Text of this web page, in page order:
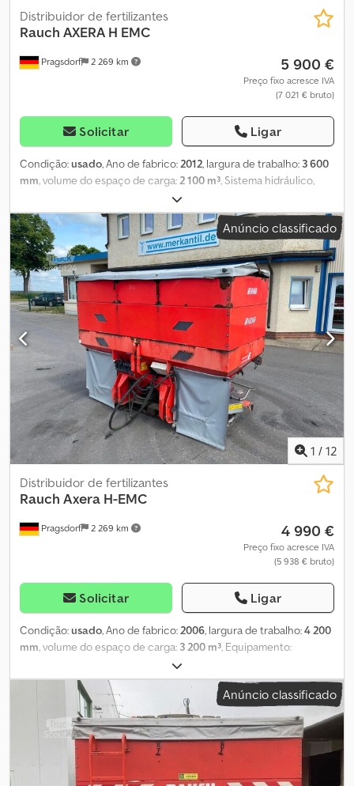
Pragsdorf 2 269 km
Distribuidor de fertilizantes
Rauch AXERA H EMC
5 900 €
Preço fixo acresce IVA
(7 021 € bruto)
Solicitar Ligar
Condição:usado, Ano de fabrico:2012, largura de trabalho: 3 600
mm, volume do espaço de carga:2 100 m³, Sistema hidráulico,
terminal de comando, lâmina, rolo de distribuição, defletor de
borda, extensão do depósito, acionamento hidráulico das válvulas.
Montagem traseira, capacidade de 2100 litros, defletor de borda,
iluminação, roletes de apoio, local de armazenamento: cliente.
Codpfx Agoznqvvjtsha
Anúncio classificado
1 / 12
Pragsdorf 2 269 km
Distribuidor de fertilizantes
Rauch Axera H-EMC
4 990 €
Preço fixo acresce IVA
(5 938 € bruto)
Solicitar Ligar
Condição:usado, Ano de fabrico: 2006, largura de trabalho:4 200
mm , volume do espaço de carga: 3 200 m³ , Equipamento:
, Hidráulico, terminal de comando, lona, estrutura de
contentor_____Controle de fluxo direto, combinação de
estruturas B1210+B910, discos de distribuição D4H VXR foram
renovados, Localização: 17094 Pragsdorf Chjdpfezdh Iijx Agtsa
Anúncio classificado